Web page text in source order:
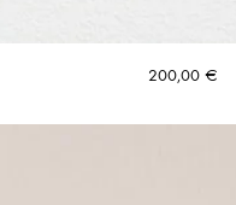
200,00 €